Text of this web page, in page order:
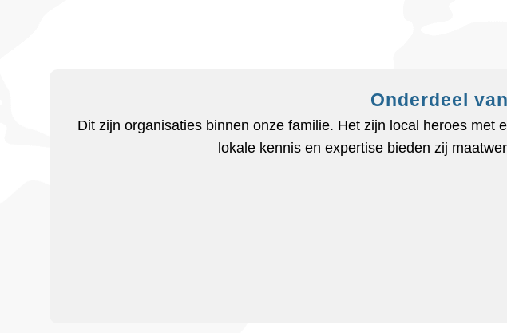
Onderdeel
Dit zijn organisaties binnen onze familie. Het zijn local heroes met
lokale kennis en expertise bieden zij